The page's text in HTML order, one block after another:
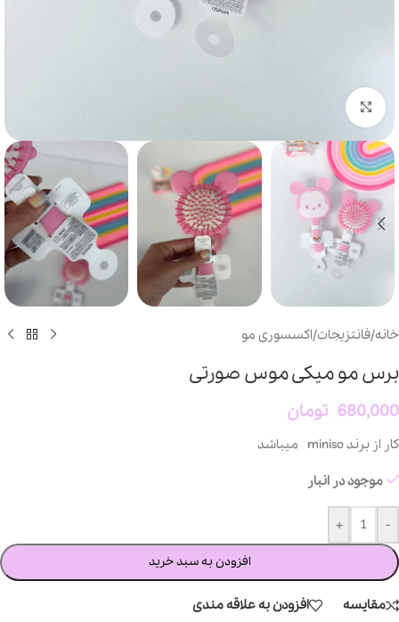
بزرگنمایی تصویر
خانه/فانتزیجات/اکسسوری مو
برس مو میکی موس صورتی
680,000 تومان
کار از برند miniso میباشد
موجود در انبار
-
+
افزودن به سبد خرید
مقایسه افزودن به علاقه مندی